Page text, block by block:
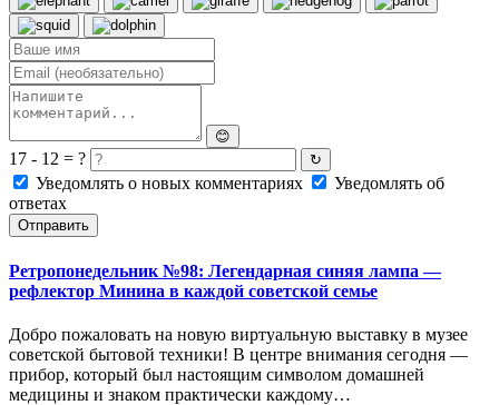
😊
17 - 12 = ? ↻
Уведомлять о новых комментариях
Уведомлять об
ответах
Отправить
Ретропонедельник №98: Легендарная синяя лампа —
рефлектор Минина в каждой советской семье
Добро пожаловать на новую виртуальную выставку в музее
советской бытовой техники! В центре внимания сегодня —
прибор, который был настоящим символом домашней
медицины и знаком практически каждому…